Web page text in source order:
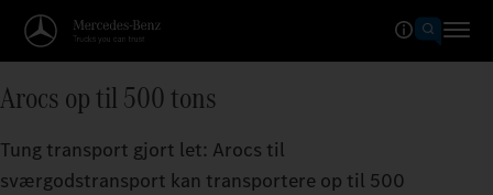
Arocs op til 500 tons
Tung transport gjort let: Arocs til
sværgodstransport kan transportere op til 500